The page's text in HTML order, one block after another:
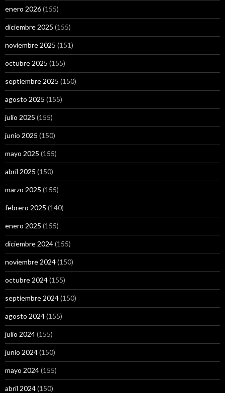
enero 2026(155)
diciembre 2025 (155)
noviembre 2025 (151)
octubre 2025 (155)
septiembre 2025 (150)
agosto 2025 (155)
julio 2025 (155)
junio 2025 (150)
mayo 2025 (155)
abril 2025 (150)
marzo 2025 (155)
febrero 2025 (140)
enero 2025 (155)
diciembre 2024(155)
noviembre 2024(150)
octubre 2024(155)
septiembre 2024(150)
agosto 2024(155)
julio 2024(155)
junio 2024(150)
mayo 2024(155)
abril 2024(150)